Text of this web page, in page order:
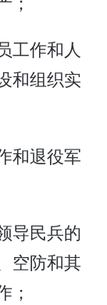
工作和人
和组织实
和退役军
导民兵的
空防和其
；